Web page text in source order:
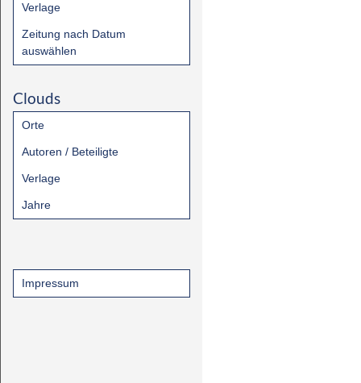
Verlage
Zeitung nach Datum
auswählen
Clouds
Orte
Autoren / Beteiligte
Verlage
Jahre
Impressum